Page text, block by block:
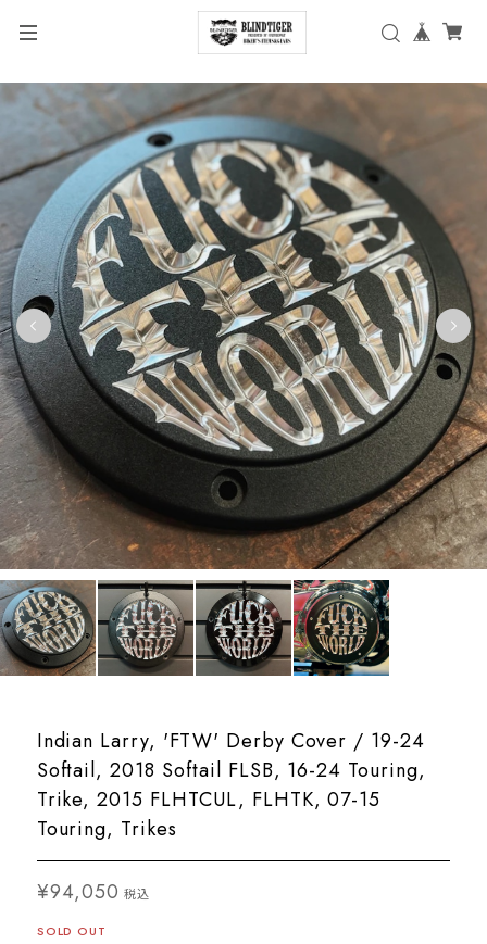
Indian Larry, 'FTW' Derby Cover / 19-24
Softail, 2018 Softail FLSB, 16-24 Touring,
Trike, 2015 FLHTCUL, FLHTK, 07-15
Touring, Trikes
¥94,050 税込
SOLD OUT